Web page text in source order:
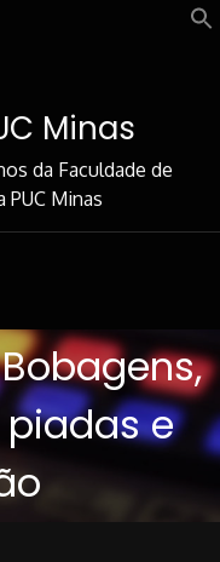
Minas
da Faculdade de
PUC Minas
e